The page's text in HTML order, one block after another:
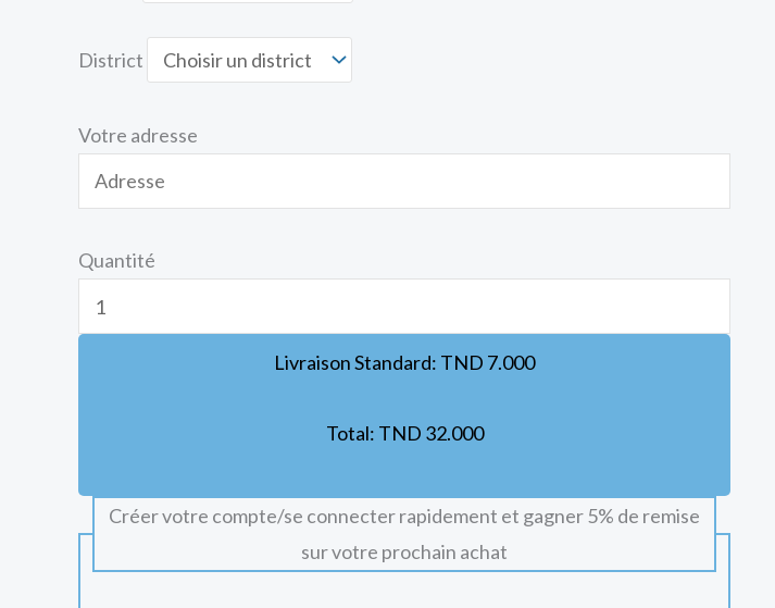
District
Votre adresse
Quantité
Livraison Standard: TND 7.000
Total: TND 32.000
Créer votre compte/se connecter rapidement et gagner 5% de remise
sur votre prochain achat